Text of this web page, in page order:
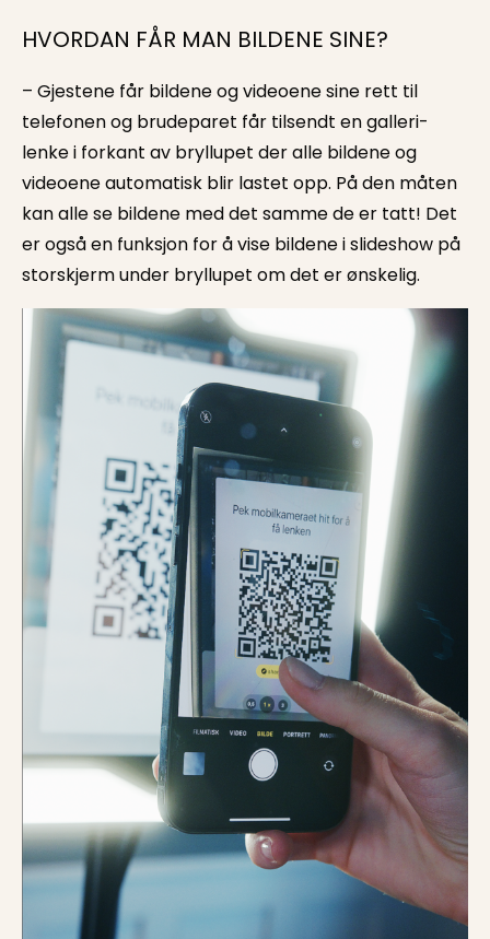
HVORDAN FÅR MAN BILDENE SINE?
– Gjestene får bildene og videoene sine rett til
telefonen og brudeparet får tilsendt en galleri-
lenke i forkant av bryllupet der alle bildene og
videoene automatisk blir lastet opp. På den måten
kan alle se bildene med det samme de er tatt! Det
er også en funksjon for å vise bildene i slideshow på
storskjerm under bryllupet om det er ønskelig.